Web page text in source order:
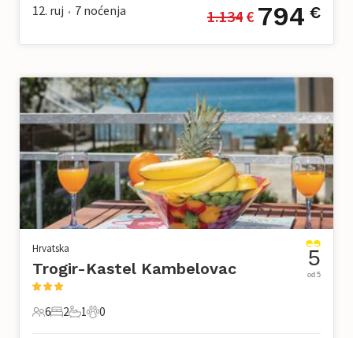
12. ruj • 7 noćenja 1.134 € 794 €
Hrvatska
Trogir-Kastel Kambelovac
6 Gosti
6
2 Spavaće sobe
2
1 Kupaonica
1
0 Kućni ljubimac
0
5
od 5